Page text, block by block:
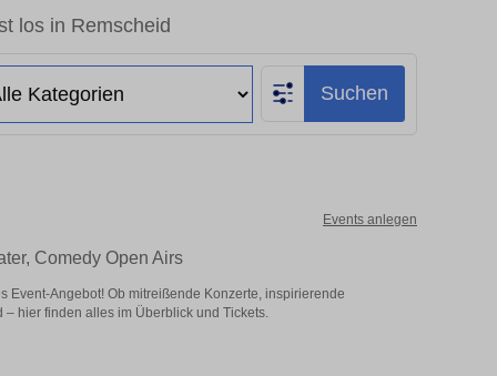
los in Remscheid
Suchen
Events anlegen
Comedy Open Airs
Angebot! Ob mitreißende Konzerte, inspirierende
hier finden alles im Überblick und Tickets.